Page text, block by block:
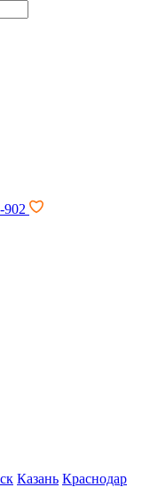
902
Казань Краснодар